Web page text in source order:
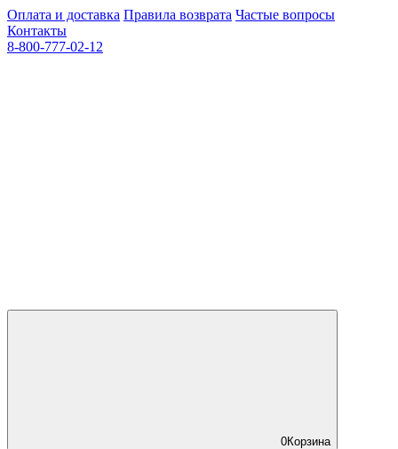
Оплата и доставка Правила возврата Частые вопросы
Контакты
8-800-777-02-12
0Корзина